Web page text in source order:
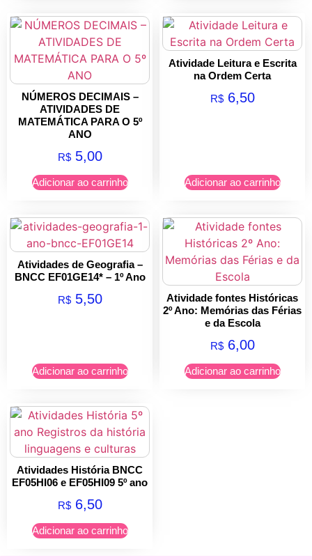
NÚMEROS DECIMAIS –
ATIVIDADES DE
MATEMÁTICA PARA O 5º
ANO
R$5,00
Adicionar ao carrinho
Atividade Leitura e Escrita
na Ordem Certa
R$6,50
Adicionar ao carrinho
Atividades de Geografia –
BNCC EF01GE14* – 1º Ano
R$5,50
Adicionar ao carrinho
Atividade fontes Históricas
2º Ano: Memórias das Férias
e da Escola
R$6,00
Adicionar ao carrinho
Atividades História BNCC
EF05HI06 e EF05HI09 5º ano
R$6,50
Adicionar ao carrinho